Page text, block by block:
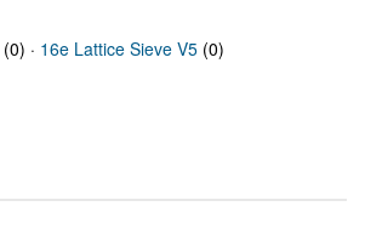
(0) · 16e Lattice Sieve V5 (0)